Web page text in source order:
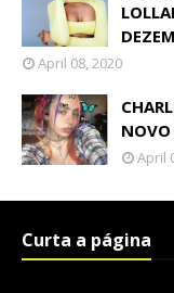
April 08, 2020
April
Curta a página